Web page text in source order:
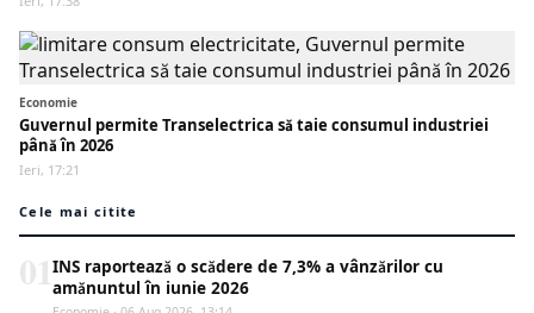
Economie
Guvernul permite Transelectrica să taie consumul industriei
până în 2026
Ieri, 17:21
Cele mai citite
INS raportează o scădere de 7,3% a vânzărilor cu
amănuntul în iunie 2026